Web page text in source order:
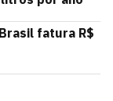
fatura R$